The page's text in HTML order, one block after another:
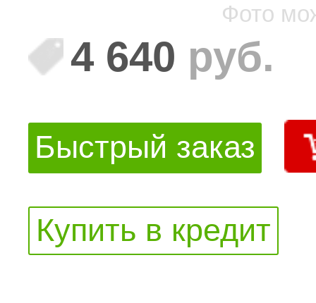
4 640 руб.
Быстрый заказ
Купить в кредит
Фото